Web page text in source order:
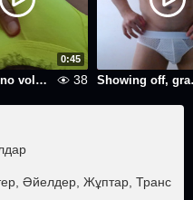
0:45
Pegando no volume 38 Showing
Әйелдер, Жұптар, Транс